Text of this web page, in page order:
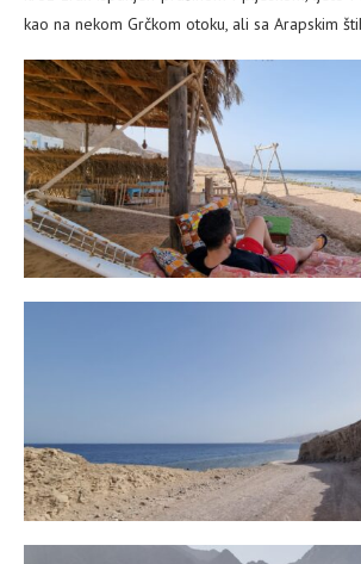
kao na nekom Grčkom otoku, ali sa Arapskim